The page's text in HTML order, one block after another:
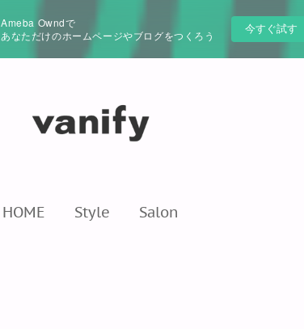
Ameba Owndで
あなただけのホームページやブログをつくろう
今すぐ試す
HOME Style Salon